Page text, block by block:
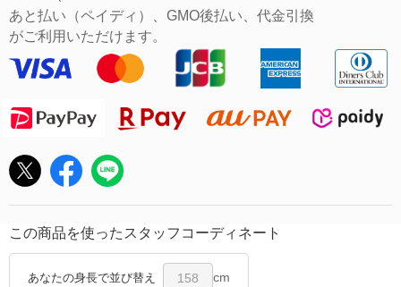
あと払い（ペイディ）、GMO後払い、代金引換
がご利用いただけます。
この商品を使ったスタッフコーディネート
あなたの身長で並び替え 158 cm